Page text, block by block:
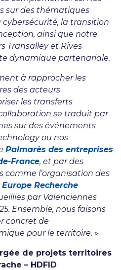
sur des thématiques
la transition
ainsi que notre
Transalley et Rives
dynamique partenariale.
à rapprocher les
des acteurs
les transferts
se traduit par
sur des événements
ou nos
Palmarès des entreprises
France, et par des
l’organisation des
Europe Recherche
par Valenciennes
Ensemble, nous faisons
concret de
pour le territoire. »
de projets territoires
– HDFID